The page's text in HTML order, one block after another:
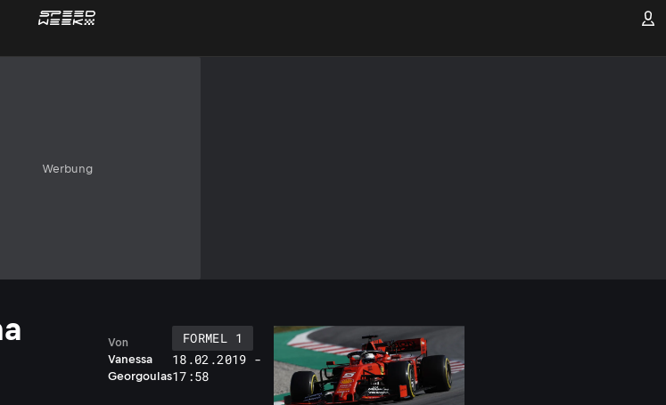
Werbung
Vanessa
Georgoulas
Von
FORMEL 1
18.02.2019 -
17:58